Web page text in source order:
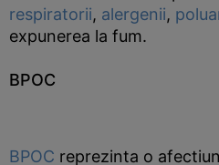
respiratorii, alergenii,
expunerea la fum.
BPOC
BPOC reprezinta o